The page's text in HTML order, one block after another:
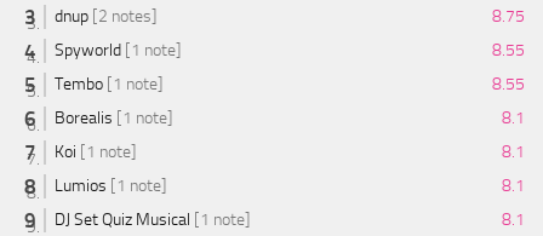
dnup [2 notes]
8.75
Spyworld [1 note]
8.55
Tembo [1 note]
8.55
Borealis [1 note]
8.1
Koi [1 note]
8.1
Lumios [1 note]
8.1
DJ Set Quiz Musical [1 note] 8.1